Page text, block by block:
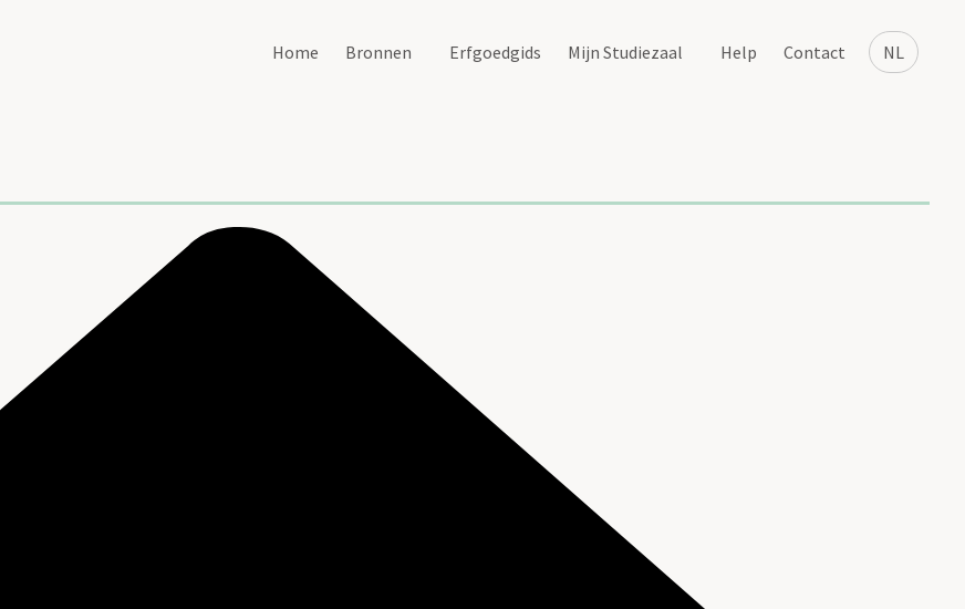
NL
Home Bronnen Erfgoedgids Mijn Studiezaal Help Contact